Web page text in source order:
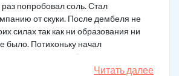
попробовал соль. Стал
от скуки. После дембеля не
силах так как ни образования ни
было. Потихоньку начал
их на соль. Спустя год завел
нравилось мое пристрастие кЧитать далее